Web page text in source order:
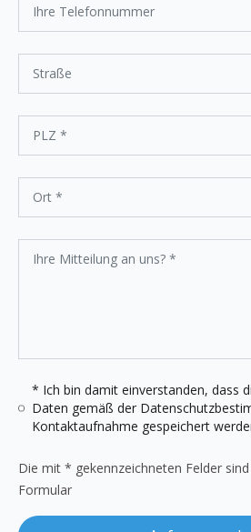
* Ich bin damit einverstanden, dass
Daten gemäß der
Kontaktaufnahme gespeichert
Die mit * gekennzeichneten Felder
Formular